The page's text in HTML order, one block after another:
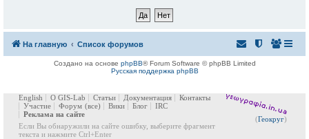
На главную Список форумов
Создано на основе phpBB® Forum Software © phpBB Limited
Русская поддержка phpBB
(Геокруг)
English О GIS-Lab Статьи Документация
Контакты
Участие
Форум (все) Вики Блог
IRC
Реклама на сайте
Если Вы обнаружили на сайте ошибку, выберите фрагмент
текста и нажмите Ctrl+Enter